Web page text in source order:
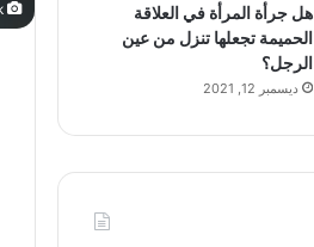
هل جرأة المرأة في العلاقة
الحميمة تجعلها تنزل من عين
الرجل؟
ديسمبر 12, 2021